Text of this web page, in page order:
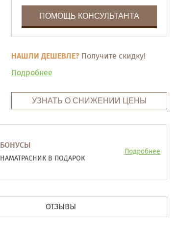
ПОМОЩЬ КОНСУЛЬТАНТА
НАШЛИ ДЕШЕВЛЕ? Получите скидку!
Подробнее
УЗНАТЬ О СНИЖЕНИИ ЦЕНЫ
БОНУСЫ
НАМАТРАСНИК В ПОДАРОК
Подробнее
ОТЗЫВЫ